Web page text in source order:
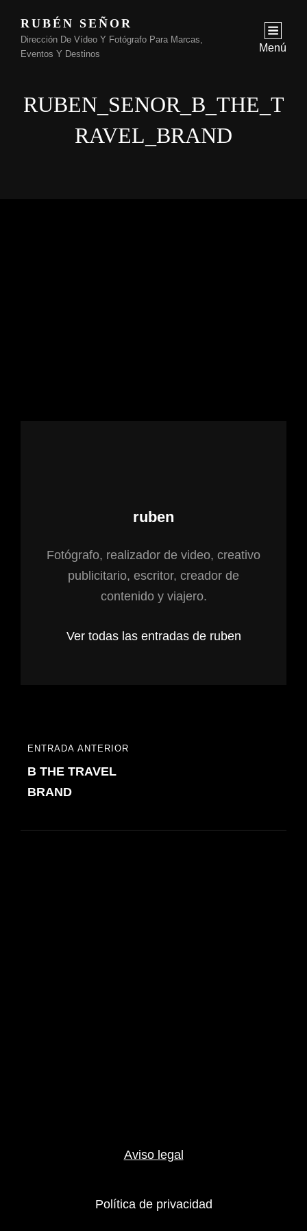
RUBÉN SEÑOR
Dirección De Vídeo Y Fotógrafo Para Marcas,
Eventos Y Destinos
Menú
RUBEN_SENOR_B_THE_T
RAVEL_BRAND
Autor:
ruben
Fotógrafo, realizador de video, creativo
publicitario, escritor, creador de
contenido y viajero.
Ver todas las entradas de ruben
Navegación
de
entradas
ENTRADA
ANTERIOR
ENTRADA ANTERIOR
B THE TRAVEL
BRAND
Aviso legal
Política de privacidad